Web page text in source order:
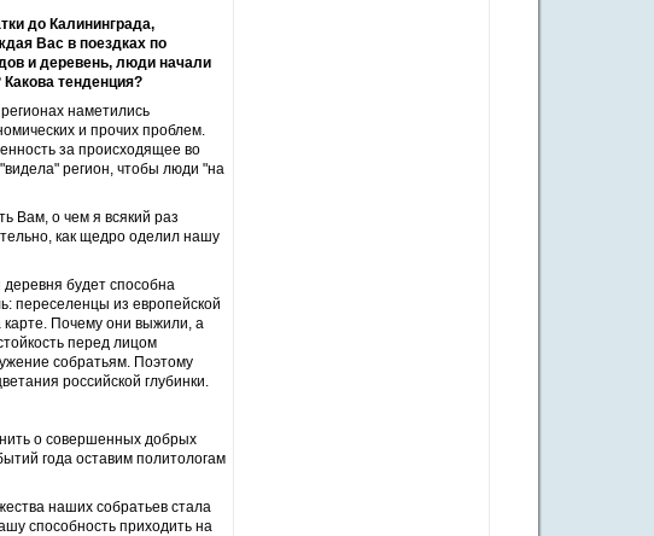
до Калининграда,
Вас в поездках по
и деревень, люди начали
тенденция?
наметились
и прочих проблем.
за происходящее во
регион, чтобы люди "на
Вам, о чем я всякий раз
как щедро оделил нашу
будет способна
переселенцы из европейской
карте. Почему они выжили, а
перед лицом
собратьям. Поэтому
российской глубинки.
о совершенных добрых
года оставим политологам
наших собратьев стала
способность приходить на